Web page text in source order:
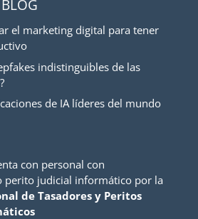
el marketing digital para tener
indistinguibles de las
de IA líderes del mundo
con personal con
perito judicial informático por la
de Tasadores y Peritos